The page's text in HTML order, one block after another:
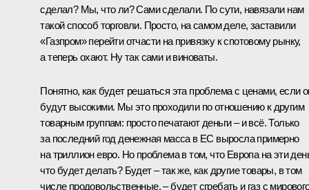
сделал? Мы, что ли? Сами сделали. По сути, навязали нам
такой способ торговли. Просто, на самом деле, заставили
«Газпром» перейти отчасти на привязку к спотовому рынку,
а теперь охают. Ну так сами и виноваты.
Понятно, как будет решаться эта проблема с ценами, если
будут высокими. Мы это проходили по отношению к другим
товарным группам: просто печатают деньги – и всё. Только
за последний год денежная масса в ЕС выросла примерно
на триллион евро. Но проблема в том, что Европа на эти
что будет делать? Будет – так же, как другие товары, в том
числе продовольственные, – будет сгребать и газ с